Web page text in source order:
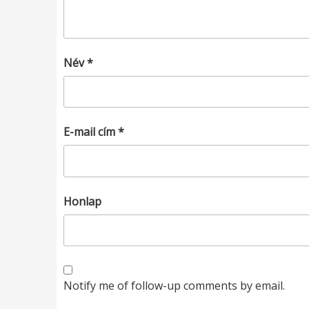
Név*
E-mail cím*
Honlap
Notify me of follow-up comments by email.